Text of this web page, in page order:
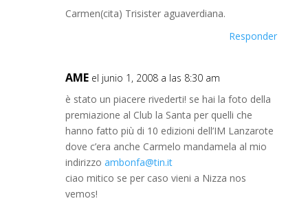
Carmen(cita) Trisister aguaverdiana.
Responder
AME el junio 1, 2008 a las 8:30 am
è stato un piacere rivederti! se hai la foto della
premiazione al Club la Santa per quelli che
hanno fatto più di 10 edizioni dell’IM Lanzarote
dove c’era anche Carmelo mandamela al mio
indirizzo ambonfa@tin.it
ciao mitico se per caso vieni a Nizza nos
vemos!